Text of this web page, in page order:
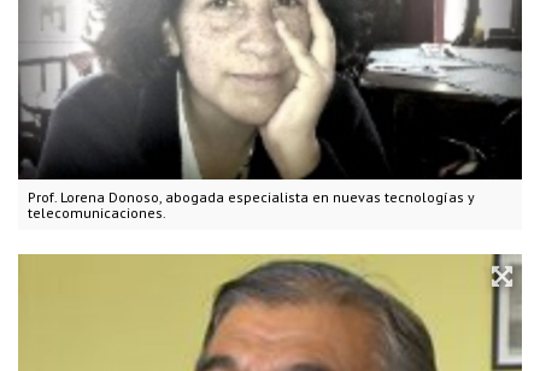
Prof. Lorena Donoso, abogada especialista en nuevas tecnologías y
telecomunicaciones.